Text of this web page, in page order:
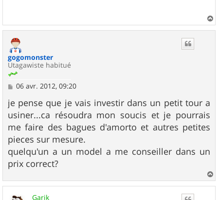
e
a
gogomonster
Utagawiste habitué
M
s
s
a
g
e
06 avr. 2012, 09:20
je pense que je vais investir dans un petit tour a
usiner...ca résoudra mon soucis et je pourrais
me faire des bagues d'amorto et autres petites
pieces sur mesure.
quelqu'un a un model a me conseiller dans un
prix correct?
a
Garik